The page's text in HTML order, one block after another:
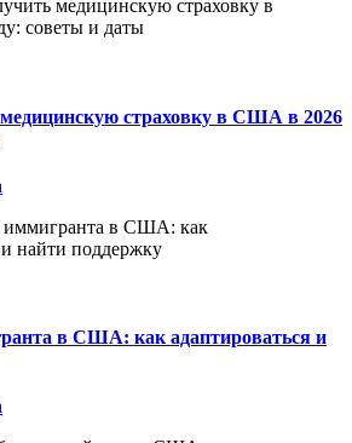
страховку в США в 2026
в США: как адаптироваться и